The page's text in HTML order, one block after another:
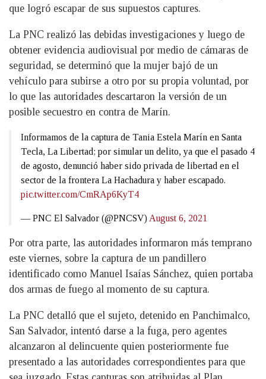
que logró escapar de sus supuestos captures.
La PNC realizó las debidas investigaciones y luego de
obtener evidencia audiovisual por medio de cámaras de
seguridad, se determinó que la mujer bajó de un
vehículo para subirse a otro por su propia voluntad, por
lo que las autoridades descartaron la versión de un
posible secuestro en contra de Marín.
Informamos de la captura de Tania Estela Marín en Santa
Tecla, La Libertad; por simular un delito, ya que el pasado 4
de agosto, denunció haber sido privada de libertad en el
sector de la frontera La Hachadura y haber escapado.
pic.twitter.com/CmRAp6KyT4
— PNC El Salvador (@PNCSV) August 6, 2021
Por otra parte, las autoridades informaron más temprano
este viernes, sobre la captura de un pandillero
identificado como Manuel Isaías Sánchez, quien portaba
dos armas de fuego al momento de su captura.
La PNC detalló que el sujeto, detenido en Panchimalco,
San Salvador, intentó darse a la fuga, pero agentes
alcanzaron al delincuente quien posteriormente fue
presentado a las autoridades correspondientes para que